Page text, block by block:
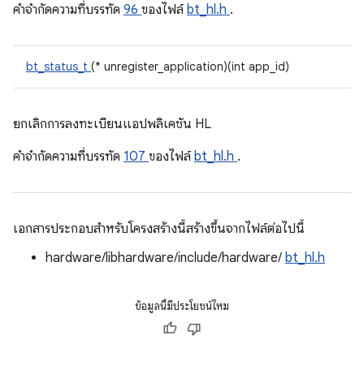
คําจํากัดความที่บรรทัด 96 ของไฟล์bt_hl.h .
bt_status_t (* unregister_application)(int app_id)
ยกเลิกการลงทะเบียนแอปพลิเคชัน HL
คําจํากัดความที่บรรทัด 107 ของไฟล์bt_hl.h .
เอกสารประกอบสำหรับโครงสร้างนี้สร้างขึ้นจากไฟล์ต่อไปนี้
hardware/libhardware/include/hardware/ bt_hl.h
ข้อมูลนี้มีประโยชน์ไหม